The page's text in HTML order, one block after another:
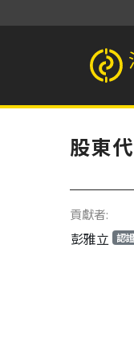
法律百
股東
貢獻者:
彭雅立 認